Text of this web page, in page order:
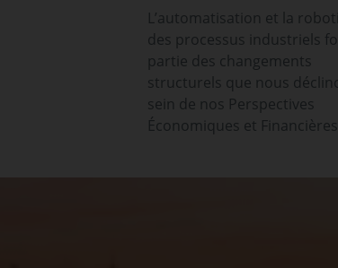
L’automatisation et la
des processus industriels
partie des changements
structurels que nous
sein de nos Perspectives
Économiques et